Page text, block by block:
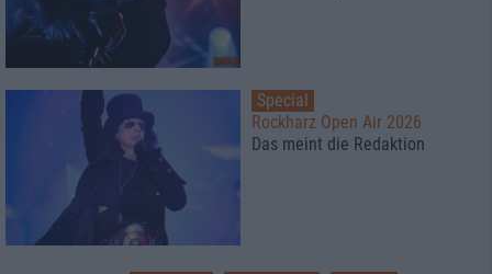
Special
Rockharz Open Air 2026
Das meint die Redaktion